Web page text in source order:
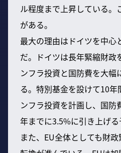
ル程度まで上昇している。
がある。
最大の理由はドイツを中心
だ。ドイツは長年緊縮財政
ンフラ投資と国防費を大幅
る。特別基金を設けて10
ンフラ投資を計画し、国防
年までに3.5%に引き上げる
また、EU全体としても財